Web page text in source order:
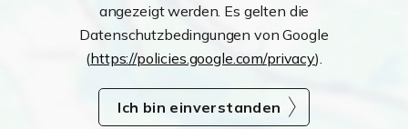
angezeigt werden. Es gelten die
Datenschutzbedingungen von Google
(https://policies.google.com/privacy).
Ich bin einverstanden